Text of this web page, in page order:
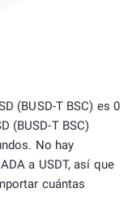
(BUSD-T BSC) es 0
(BUSD-T BSC)
No hay
a USDT, así que
cuántas